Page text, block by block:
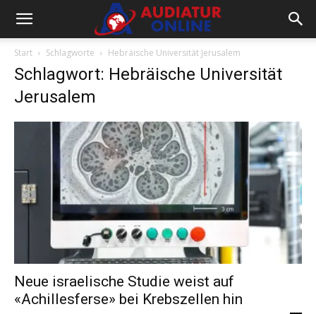
Start Schlagworte Hebräische Universität Jerusalem
Schlagwort: Hebräische Universität
Jerusalem
Neue israelische Studie weist auf
«Achillesferse» bei Krebszellen hin